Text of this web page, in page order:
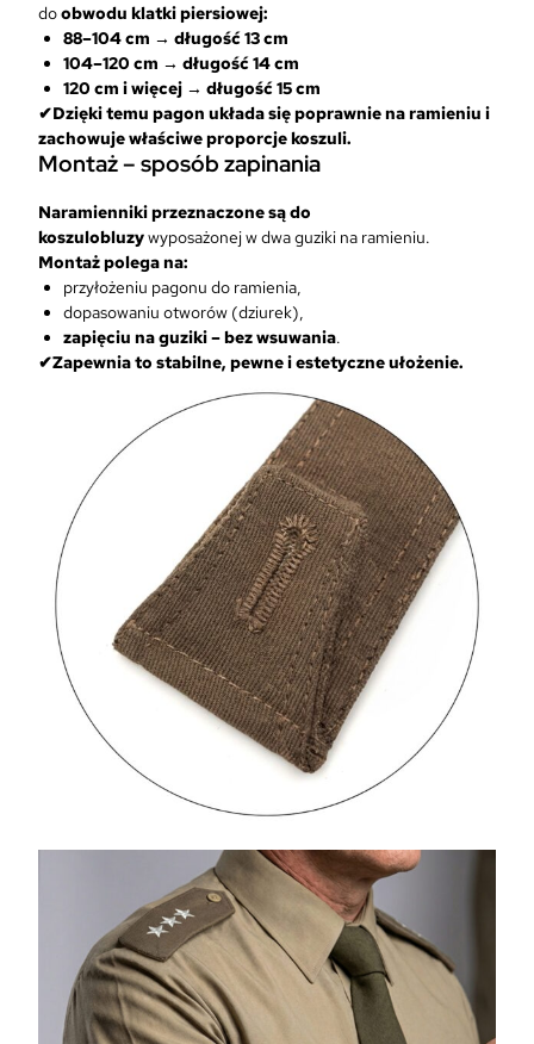
doobwodu klatki piersiowej:
88–104 cm → długość 13 cm
104–120 cm → długość 14 cm
120 cm i więcej → długość 15 cm
✔Dzięki temu pagon układa się poprawnie na ramieniu i
zachowuje właściwe proporcje koszuli.
Montaż – sposób zapinania
Naramienniki przeznaczone są do
koszulobluzywyposażonej w dwa guziki na ramieniu.
Montaż polega na:
przyłożeniu pagonu do ramienia,
dopasowaniu otworów (dziurek),
zapięciu na guziki – bez wsuwania.
✔Zapewnia to stabilne, pewne i estetyczne ułożenie.